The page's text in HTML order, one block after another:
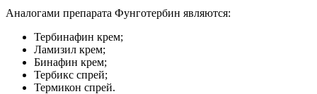
Аналогами препарата Фунготербин являются:
Тербинафин крем;
Ламизил крем;
Бинафин крем;
Тербикс спрей;
Термикон спрей.